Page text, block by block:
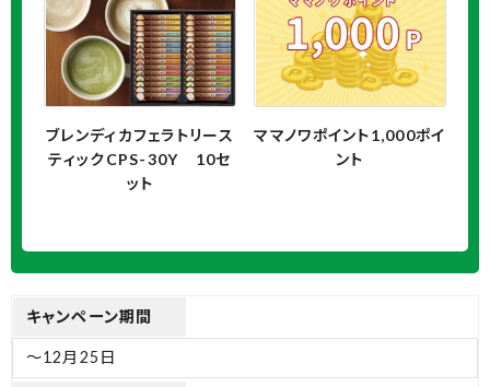
ブレンディカフェラトリース
ティックCPS-30Y 10セ
ット
ママノワポイント1,000ポイ
ント
キャンペーン期間
～12月25日